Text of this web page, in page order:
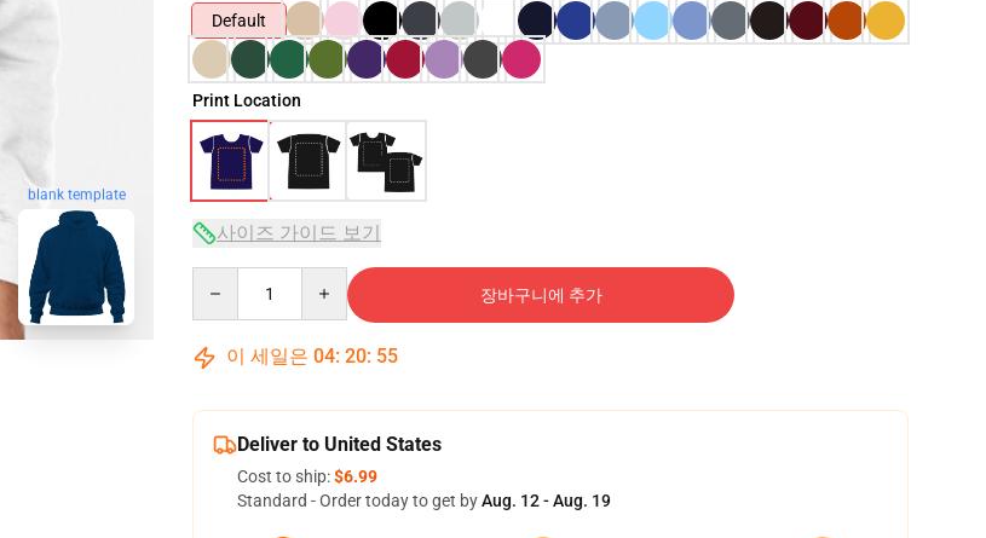
blank template
Default
Print Location
사이즈 가이드 보기
장바구니에 추가
이 세일은 04: 20: 54
Deliver to United States
Cost to ship:$6.99
Standard - Order today to get byAug. 12 - Aug. 19